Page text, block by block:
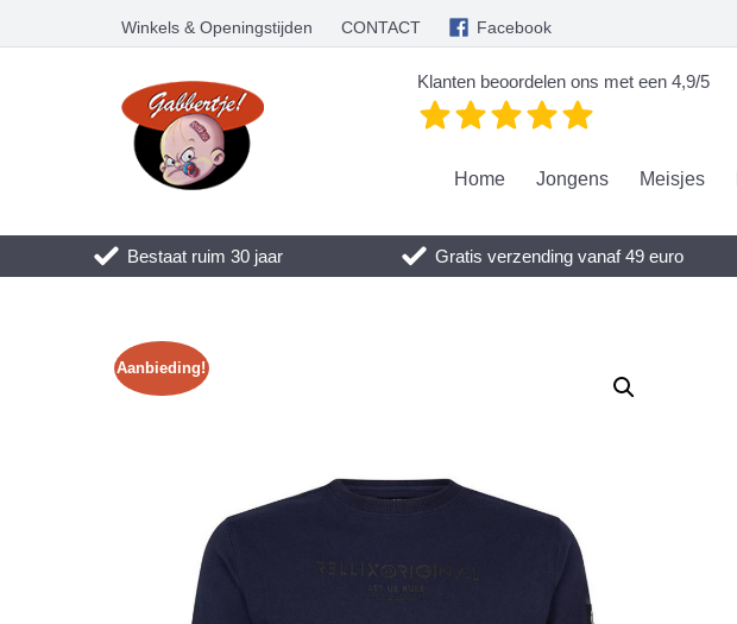
Winkels & Openingstijden CONTACT Facebook
Klanten beoordelen ons met een 4,9/5
Home Jongens Meisjes
Bestaat ruim 30 jaar Gratis verzending vanaf 49 euro
Aanbieding!